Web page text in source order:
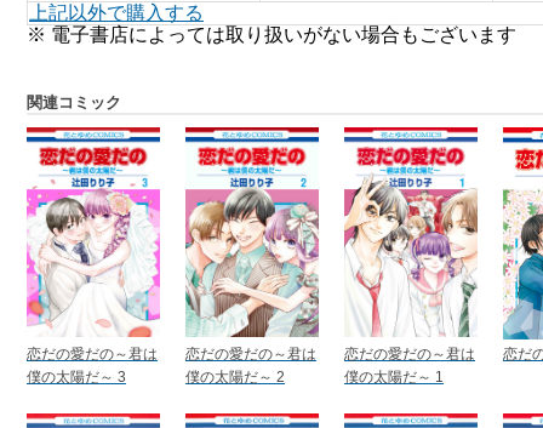
上記以外で購入する
※ 電子書店によっては取り扱いがない場合もございます
関連コミック
恋だの愛だの～君は
僕の太陽だ～ 3
恋だの愛だの～君は
僕の太陽だ～ 2
恋だの愛だの～君は
僕の太陽だ～ 1
恋だ